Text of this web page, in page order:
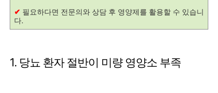
✔ 필요하다면 전문의와 상담 후 영양제를 활용할 수 있습니
다.
1. 당뇨 환자 절반이 미량 영양소 부족